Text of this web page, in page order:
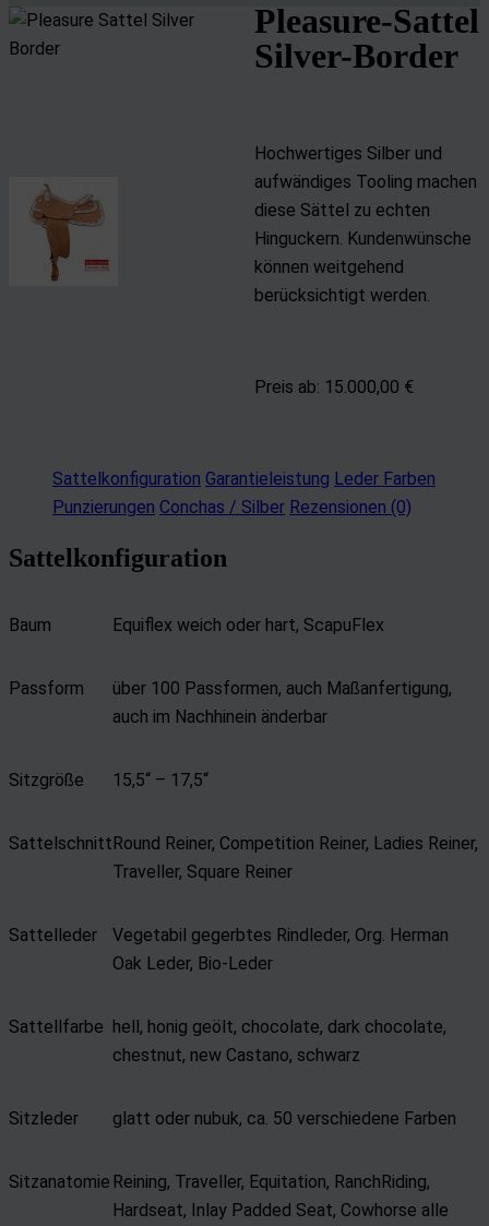
Pleasure-Sattel
Silver-Border
Hochwertiges Silber und
aufwändiges Tooling machen
diese Sättel zu echten
Hinguckern. Kundenwünsche
können weitgehend
berücksichtigt werden.
Preis ab: 15.000,00 €
Sattelkonfiguration Garantieleistung Leder Farben
Punzierungen Conchas / Silber Rezensionen (0)
Sattelkonfiguration
Baum Equiflex weich oder hart, ScapuFlex
Passform
über 100 Passformen, auch Maßanfertigung,
auch im Nachhinein änderbar
Sitzgröße 15,5“ – 17,5“
SattelschnittRound Reiner, Competition Reiner, Ladies Reiner,
Traveller, Square Reiner
Sattelleder
Vegetabil gegerbtes Rindleder, Org. Herman
Oak Leder, Bio-Leder
Sattellfarbe hell, honig geölt, chocolate, dark chocolate,
chestnut, new Castano, schwarz
Sitzleder glatt oder nubuk, ca. 50 verschiedene Farben
Sitzanatomie Reining, Traveller, Equitation, RanchRiding,
Hardseat, Inlay Padded Seat, Cowhorse alle